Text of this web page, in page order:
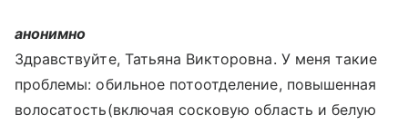
анонимно
Здравствуйте, Татьяна Викторовна. У меня такие
проблемы: обильное потоотделение, повышенная
волосатость(включая сосковую область и белую